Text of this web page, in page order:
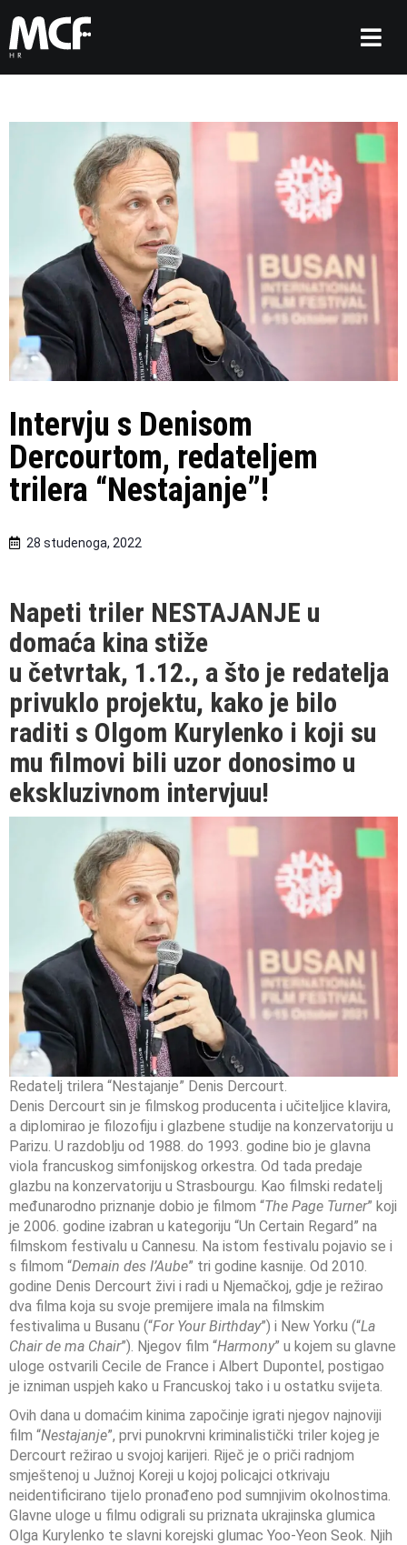
Intervju s Denisom
Dercourtom, redateljem
trilera “Nestajanje”!
28 studenoga, 2022
Napeti triler NESTAJANJE u
domaća kina stiže
u četvrtak, 1.12., a što je redatelja
privuklo projektu, kako je bilo
raditi s Olgom Kurylenko i koji su
mu filmovi bili uzor donosimo u
ekskluzivnom intervjuu!
Redatelj trilera “Nestajanje” Denis Dercourt.
Denis Dercourt sin je filmskog producenta i učiteljice klavira,
a diplomirao je filozofiju i glazbene studije na konzervatoriju u
Parizu. U razdoblju od 1988. do 1993. godine bio je glavna
viola francuskog simfonijskog orkestra. Od tada predaje
glazbu na konzervatoriju u Strasbourgu. Kao filmski redatelj
međunarodno priznanje dobio je filmom “The Page Turner” koji
je 2006. godine izabran u kategoriju “Un Certain Regard” na
filmskom festivalu u Cannesu. Na istom festivalu pojavio se i
s filmom “Demain des I’Aube” tri godine kasnije. Od 2010.
godine Denis Dercourt živi i radi u Njemačkoj, gdje je režirao
dva filma koja su svoje premijere imala na filmskim
festivalima u Busanu (“For Your Birthday”) i New Yorku (“La
Chair de ma Chair”). Njegov film “Harmony” u kojem su glavne
uloge ostvarili Cecile de France i Albert Dupontel, postigao
je izniman uspjeh kako u Francuskoj tako i u ostatku svijeta.
Ovih dana u domaćim kinima započinje igrati njegov najnoviji
film “Nestajanje”, prvi punokrvni kriminalistički triler kojeg je
Dercourt režirao u svojoj karijeri. Riječ je o priči radnjom
smještenoj u Južnoj Koreji u kojoj policajci otkrivaju
neidentificirano tijelo pronađeno pod sumnjivim okolnostima.
Glavne uloge u filmu odigrali su priznata ukrajinska glumica
Olga Kurylenko te slavni korejski glumac Yoo-Yeon Seok. Njih